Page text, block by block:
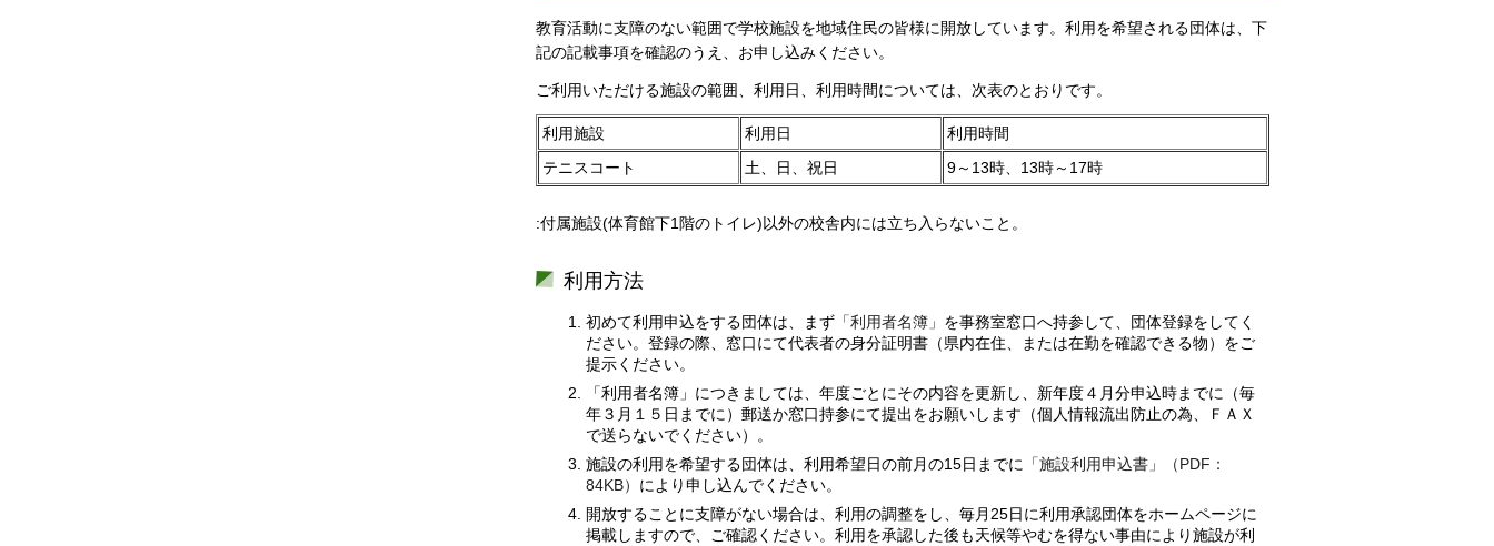
教育活動に支障のない範囲で学校施設を地域住民の皆様に開放しています。利用を希望される団体は、下
記の記載事項を確認のうえ、お申し込みください。
ご利用いただける施設の範囲、利用日、利用時間については、次表のとおりです。
利用施設 利用日
利用時間
テニスコート
土、日、祝日 9～13時、13時～17時
:付属施設(体育館下1階のトイレ)以外の校舎内には立ち入らないこと。
利用方法
初めて利用申込をする団体は、まず「利用者名簿」 を事務室窓口へ持参して、団体登録をしてく
ださい。登録の際、窓口にて代表者の身分証明書（県内在住、または在勤を確認できる物）をご
提示ください。
「利用者名簿」につきましては、年度ごとにその内容を更新し、新年度４月分申込時までに（毎
年３月１５日までに）郵送か窓口持参にて提出をお願いします（個人情報流出防止の為、ＦＡＸ
で送らないでください）。
施設の利用を希望する団体は、利用希望日の前月の15日までに 「施設利用申込書」（PDF：
84KB） により申し込んでください。
開放することに支障がない場合は、利用の調整をし、毎月25日に利用承認団体をホームページに
掲載しますので、ご確認ください。利用を承認した後も天候等やむを得ない事由により施設が利